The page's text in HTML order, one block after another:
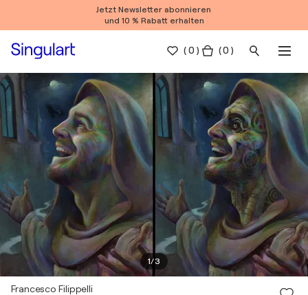
Jetzt Newsletter abonnieren
und 10 % Rabatt erhalten
(0 ) ( 0 )
1/3
Francesco Filippelli